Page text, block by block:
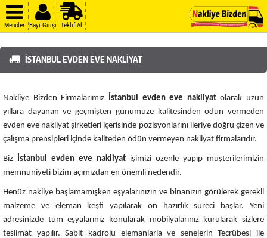
Menuler Bayi Girişi Teklif Al
İSTANBUL EVDEN EVE NAKLIYAT
Nakliye Bizden Firmalarımız İstanbul evden eve nakliyatolarak uzun
yıllara dayanan ve geçmişten günümüze kalitesinden ödün vermeden
evden eve nakliyat şirketleri içerisinde pozisyonlarını ileriye doğru çizen ve
çalışma prensipleri içinde kaliteden ödün vermeyen nakliyat firmalarıdır.
Biz İstanbul evden eve nakliyat işimizi özenle yapıp müşterilerimizin
memnuniyeti bizim açımızdan en önemli nedendir.
Henüz nakliye başlamamışken eşyalarınızın ve binanızın görülerek gerekli
malzeme ve eleman keşfi yapılarak ön hazırlık süreci başlar. Yeni
adresinizde tüm eşyalarınız konularak mobilyalarınız kurularak sizlere
teslimat yapılır. Sabit kadrolu elemanlarla ve senelerin Tecrübesi ile